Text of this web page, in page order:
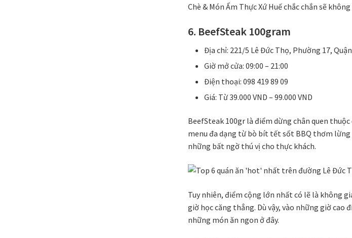
Chè & Món Ẩm Thực Xứ Huế chắc chắn sẽ
6. BeefSteak 100gram
Địa chỉ: 221/5 Lê Đức Thọ, Phường 17,
Giờ mở cửa: 09:00 – 21:00
Điện thoại: 098 419 89 09
Giá: Từ 39.000 VND – 99.000 VND
BeefSteak 100gr là điểm dừng chân quen
menu đa dạng từ bò bít tết sốt BBQ thơm lừng
những bất ngờ thú vị cho thực khách.
Tuy nhiên, điểm cộng lớn nhất có lẽ là không
giờ học căng thẳng. Dù vậy, vào những giờ
những món ăn ngon ở đây.